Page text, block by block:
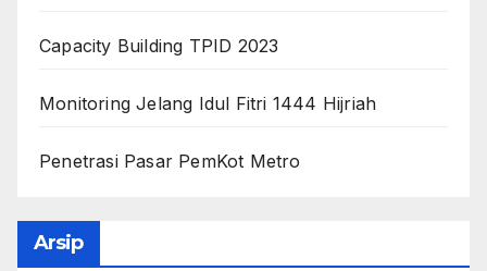
Capacity Building TPID 2023
Monitoring Jelang Idul Fitri 1444 Hijriah
Penetrasi Pasar PemKot Metro
Arsip